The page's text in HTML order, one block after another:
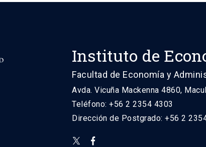
Instituto de
Facultad de Economía y
Avda. Vicuña Mackenna 4860,
Teléfono: +56 2 2354 4303
Dirección de Postgrado: +56 2